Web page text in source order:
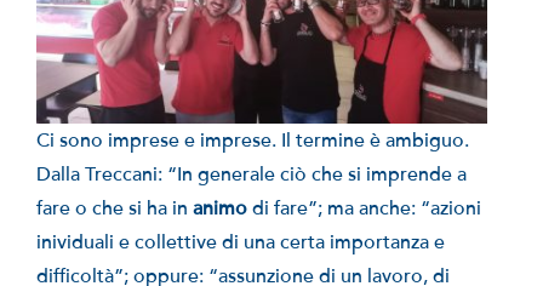
Ci sono imprese e imprese. Il termine è ambiguo.
Dalla Treccani: “In generale ciò che si imprende a
fare o che si ha in animodi fare”; ma anche: “azioni
inividuali e collettive di una certa importanza e
difficoltà”; oppure: “assunzione di un lavoro, di